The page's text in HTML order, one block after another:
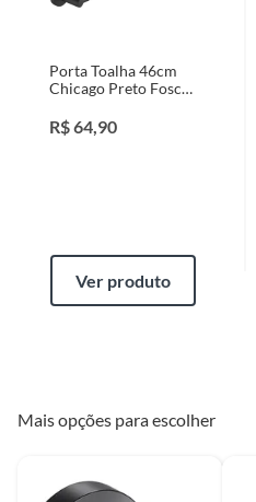
Porta Toalha 46cm
Chicago Preto Fosco
R$64,90
Ver produto
Mais opções para escolher